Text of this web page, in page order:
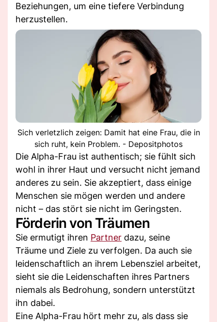
Beziehungen, um eine tiefere Verbindung
herzustellen.
Sich verletzlich zeigen: Damit hat eine Frau, die in
sich ruht, kein Problem. - Depositphotos
Die Alpha-Frau ist authentisch; sie fühlt sich
wohl in ihrer Haut und versucht nicht jemand
anderes zu sein. Sie akzeptiert, dass einige
Menschen sie mögen werden und andere
nicht – das stört sie nicht im Geringsten.
Förderin von Träumen
Sie ermutigt ihren Partner dazu, seine
Träume und Ziele zu verfolgen. Da auch sie
leidenschaftlich an ihrem Lebensziel arbeitet,
sieht sie die Leidenschaften ihres Partners
niemals als Bedrohung, sondern unterstützt
ihn dabei.
Eine Alpha-Frau hört mehr zu, als dass sie